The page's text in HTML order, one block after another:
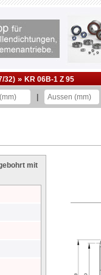
32) » KR 06B-1 Z 95
mit